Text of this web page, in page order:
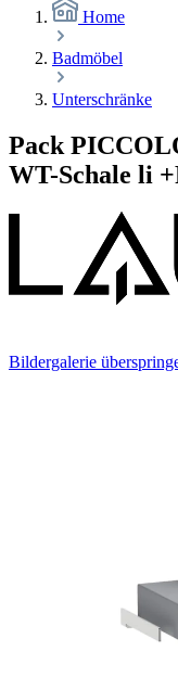
Home
Badmöbel
Unterschränke
Pack
WT-Schale li
Bildergalerie